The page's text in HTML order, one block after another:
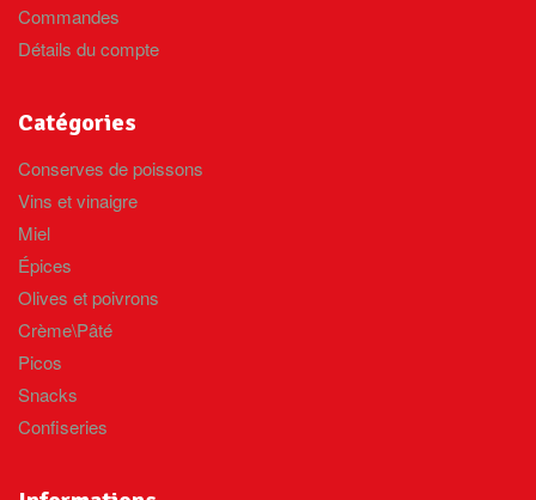
Commandes
Détails du compte
Catégories
Conserves de poissons
Vins et vinaigre
Miel
Épices
Olives et poivrons
Crème\Pâté
Picos
Snacks
Confiseries